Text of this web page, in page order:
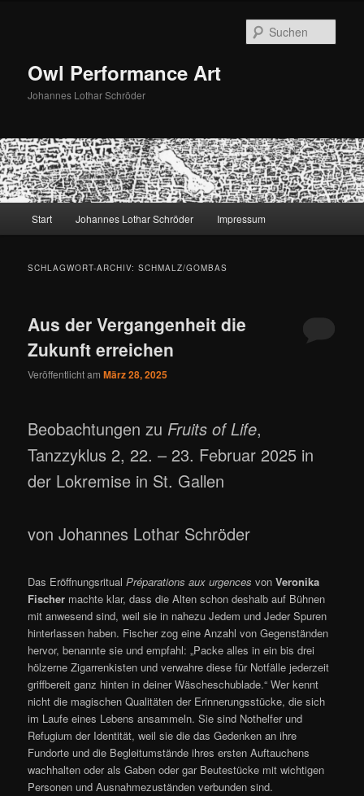
Owl Performance Art
Johannes Lothar Schröder
Start Johannes Lothar Schröder Impressum
SCHLAGWORT-ARCHIV:SCHMALZ/GOMBAS
Aus der Vergangenheit die
Zukunft erreichen
Veröffentlicht amMärz 28, 2025
Beobachtungen zu Fruits of Life,
Tanzzyklus 2, 22. – 23. Februar 2025 in
der Lokremise in St. Gallen
von Johannes Lothar Schröder
Das EröffnungsritualPréparations aux urgences vonVeronika
Fischer machte klar, dass die Alten schon deshalb auf Bühnen
mit anwesend sind, weil sie in nahezu Jedem und Jeder Spuren
hinterlassen haben. Fischer zog eine Anzahl von Gegenständen
hervor, benannte sie und empfahl: „Packe alles in ein bis drei
hölzerne Zigarrenkisten und verwahre diese für Notfälle jederzeit
griffbereit ganz hinten in deiner Wäscheschublade.“ Wer kennt
nicht die magischen Qualitäten der Erinnerungsstücke, die sich
im Laufe eines Lebens ansammeln. Sie sind Nothelfer und
Refugium der Identität, weil sie die das Gedenken an ihre
Fundorte und die Begleitumstände ihres ersten Auftauchens
wachhalten oder als Gaben oder gar Beutestücke mit wichtigen
Personen und Ausnahmezuständen verbunden sind.